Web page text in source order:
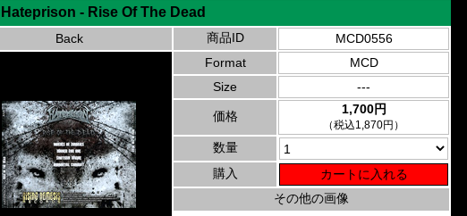
Hateprison - Rise Of The Dead
Back 商品ID
MCD0556
Format
MCD
Size
---
価格 1,700円
（税込1,870円）
数量
購入
その他の画像